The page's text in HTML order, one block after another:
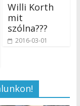
Willi Korth
mit
szólna???
2016-03-01